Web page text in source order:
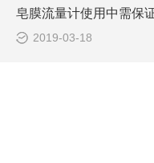
2019-03-18